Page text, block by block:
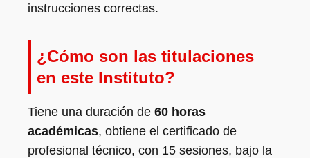
instrucciones correctas.
¿Cómo son las titulaciones
en este Instituto?
Tiene una duración de 60 horas
académicas, obtiene el certificado de
profesional técnico, con 15 sesiones, bajo la